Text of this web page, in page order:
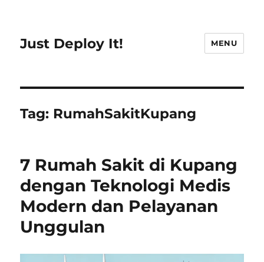
Just Deploy It! MENU
Tag: RumahSakitKupang
7 Rumah Sakit di Kupang
dengan Teknologi Medis
Modern dan Pelayanan
Unggulan